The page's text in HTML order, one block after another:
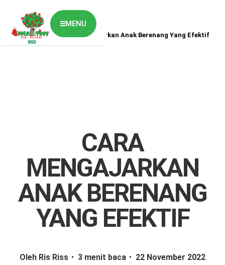
MENU
Home News Cara Mengajarkan Anak Berenang Yang Efektif
CARA
MENGAJARKAN
ANAK BERENANG
YANG EFEKTIF
Oleh Ris Riss 3 menit baca 22 November 2022